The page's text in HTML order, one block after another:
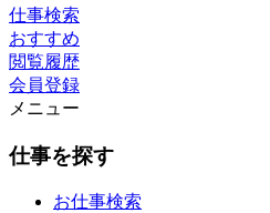
仕事検索
おすすめ
閲覧履歴
会員登録
メニュー
仕事を探す
お仕事検索